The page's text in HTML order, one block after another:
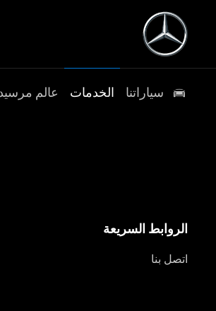
سياراتنا الخدمات عالم
الروابط السريعة
اتصل بنا